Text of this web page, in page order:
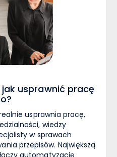
usprawnić pracę
Co pozostanie po stronie księgowych? Po stronie księgowych pozostają strategiczne aspekty pracy: ocena danych, ocena skutków decyzji, dobór właściwego podejścia do klienta, kontrola zgodności, reagowanie na wyjątki i odpowiedzialność za końcowy efekt. AI może podpowiadać rozwiązania i przygotowywać materiał do oceny, ale nie przejmuje odpowiedzialności prawnej ani zawodowej. Dlatego stwierdzenie, że AI zastąpi księgowych, jest zbyt dużym uproszczeniem. Bardziej prawdopodobny jest scenariusz, w którym księgowi pracują inaczej: mniej czasu poświęcają na ręczne czynności, a więcej na analizę, relacje z klientami, kontrolę ryzyka i podejmowanie decyzji biznesowych. Przykład 1. Biuro rachunkowe obsługujące kilkudziesięciu klientów usługowych co miesiąc otrzymywało faktury trzema kanałami: mailem, przez komunikatory i w papierze. Po uporządkowaniu obiegu dokumentów i integracji AI z systemem do rejestracji dokumentów zespół przestał ręcznie sortować pliki i pilnować braków w arkuszu. Księgowe odzyskały czas na kontrolę wyjątków i kontakt z klientami, którzy faktycznie wymagali wyjaśnienia. Przykład 2. W firmie handlowej AI zaczęła przygotowywać cykliczne raporty o opóźnionych płatnościach i zmianach marży. Sam raport nie rozwiązał problemu, ale skrócił drogę do decyzji, bo dział finansowy szybciej widział, których klientów trzeba objąć dodatkową kontrolą i gdzie potrzebna jest rozmowa o warunkach współpracy. Jak bezpiecznie wdrażać AI? Najwięcej problemów nie wynika dziś z samej technologii, ale z chaotycznego wdrożenia. Jeśli firma lub biuro rachunkowe uruchamia narzędzia AI bez zasad, kontroli dostępu i podziału odpowiedzialności, ryzyko szybko rośnie. Dane, bezpieczeństwo i zgodność W księgowości AI niemal zawsze pracuje na danych wrażliwych biznesowo, a często także na danych osobowych. Dlatego bezpieczeństwo nie może być dodatkiem do projektu. Trzeba ustalić, jakie dokumenty wolno przekazywać do danego rozwiązania, czy dane są wykorzystywane do dalszego trenowania modelu, gdzie są przetwarzane i kto ma do nich dostęp. To szczególnie ważne przy korzystaniu z publicznych narzędzi AI. Nawet jeśli dostawca deklaruje wysoki poziom zabezpieczeń, biuro rachunkowe albo firma powinny ocenić zgodność sposobu przetwarzania danych z zasadami RODO, w tym z zasadą legalności, minimalizacji danych i ograniczenia celu. W praktyce oznacza to konieczność sprawdzenia warunków usługi, zakresu powierzanych danych i wewnętrznych procedur, zanim narzędzie zostanie dopuszczone do pracy na dokumentach klientów. Kontrola człowieka, szkolenia i procedury W obszarze księgowości nie wystarczy, że system przez większość czasu generuje poprawne wyniki. Potrzebna jest możliwość sprawdzenia, skąd wzięła się rekomendacja, kto zatwierdza efekt i kiedy człowiek ma obowiązek wejść w proces. Dotyczy to zwłaszcza analizy danych, odpowiedzi dla klientów i działań opartych na przepisach podatkowych. Do tego dochodzą szkolenia. Art. 4 AI Act nakłada obowiązek podejmowania działań na rzecz odpowiedniego poziomu kompetencji w zakresie AI na dostawców i podmioty stosujące systemy AI, z uwzględnieniem ich roli, kontekstu użycia oraz osób, których system może dotyczyć. Przepisy te stosuje się od 2 lutego 2025 r. W praktyce oznacza to, że pracownicy powinni rozumieć nie tylko funkcje narzędzia, ale także jego ograniczenia, ryzyka i zasady kontroli. Integracja AI z systemami księgowymi Największy sens biznesowy ma integracja AI z istniejącymi rozwiązaniami: obiegiem dokumentów, workflow, systemami księgowymi, repozytoriami plików i narzędziami do komunikacji. Bez tego AI bywa tylko dodatkowym oknem, do którego trzeba ręcznie przeklejać dane. Właśnie tu nowoczesne rozwiązania dla biur rachunkowych zyskują znaczenie. Jeśli system porządkuje dokumenty klientów, wspiera komunikację, skraca drogę od dokumentu do zaksięgowania i pozwala zachować kontrolę nad procedurami, wtedy technologia przekłada się na realny wzrost efektywności. W ten kierunek naturalnie wpisuje się Symfonia eBiuro dla biur rachunkowych: nie jako samodzielny silnik AI, ale jako środowisko, w którym cyfryzacja, automatyzacja i uporządkowana współpraca z klientami dają praktyczny efekt. Przyszłość AI w księgowości Przyszłość branży księgowej nie polega na całkowitym zastąpieniu ekspertów przez algorytmy. Bardziej prawdopodobny jest model, w którym AI przejmuje część zadań operacyjnych, a rola księgowych przesuwa się w stronę kontroli, oceny, doradztwa i wspierania przedsiębiorców w podejmowaniu lepszych decyzji. To oznacza także zmianę oczekiwań wobec zespołów. Rośnie znaczenie umiejętności analizy, zadawania właściwych pytań narzędziom AI, oceny jak